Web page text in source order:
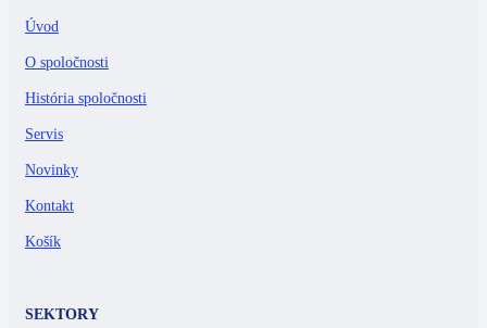
Úvod
O spoločnosti
História spoločnosti
Servis
Novinky
Kontakt
Košík
SEKTORY